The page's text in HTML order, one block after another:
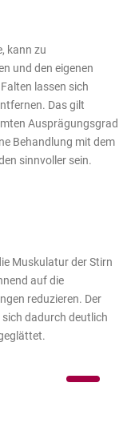
kann zu
und den eigenen
lassen sich
Das gilt
Ausprägungsgrad
Behandlung mit dem
sinnvoller sein.
Muskulatur der Stirn
auf die
reduzieren. Der
dadurch deutlich